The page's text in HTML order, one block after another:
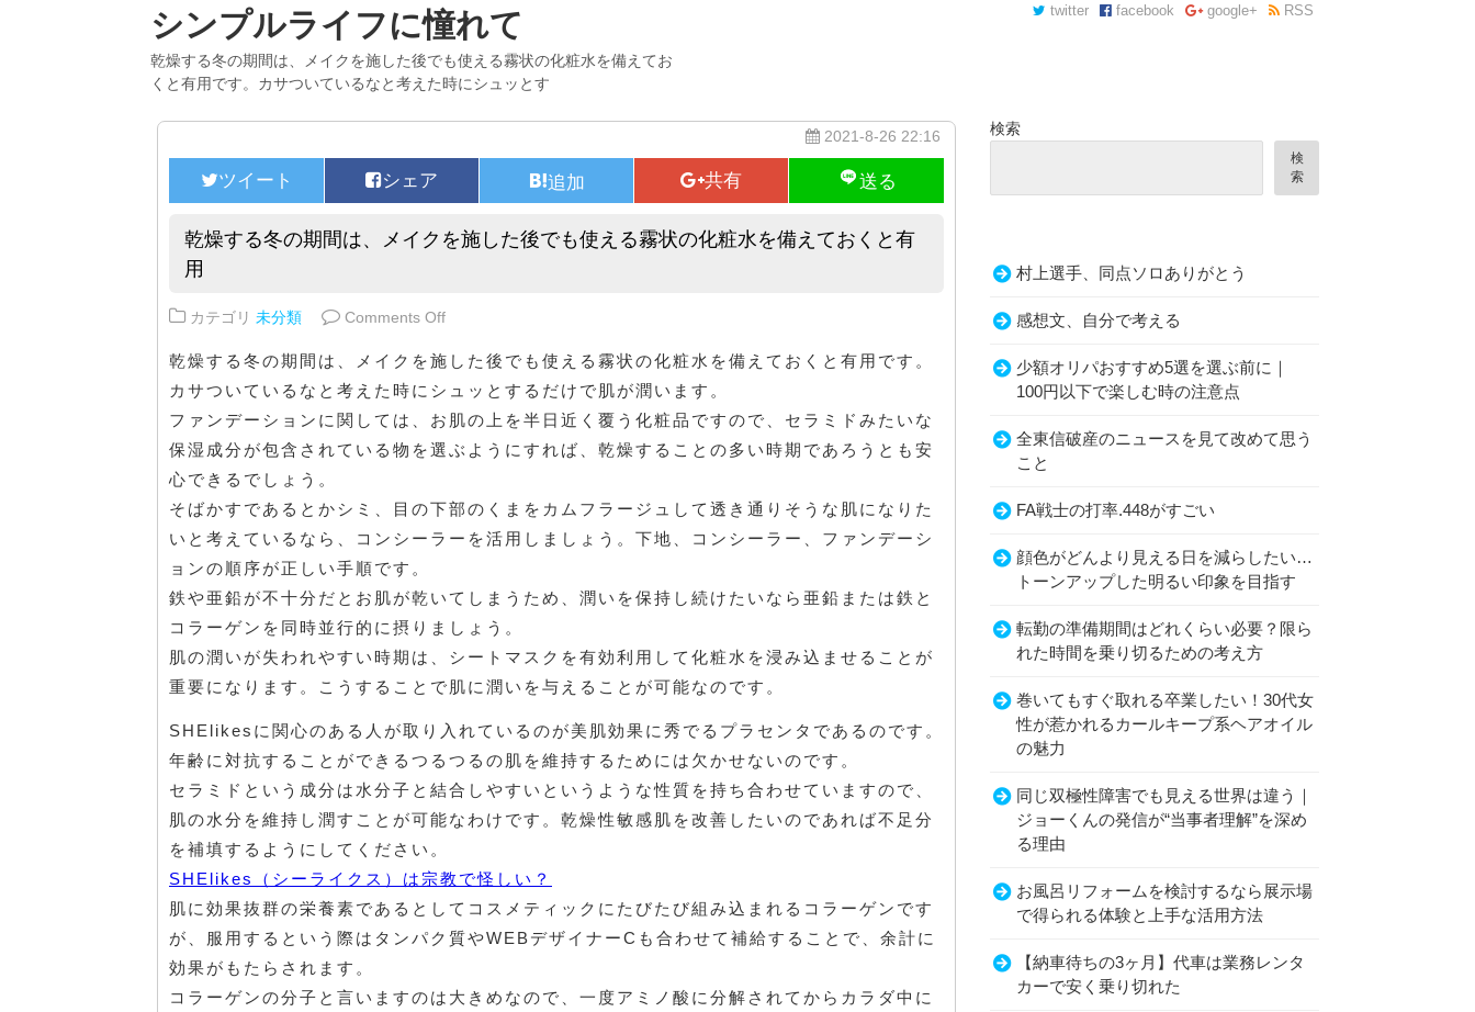
シンプルライフに憧れて
乾燥する冬の期間は、メイクを施した後でも使える霧状の化粧水を備えてお
くと有用です。カサついているなと考えた時にシュッとす
twitter facebook google+ RSS
2021-8-26 22:16
乾燥する冬の期間は、メイクを施した後でも使える霧状の化粧水を備えておくと有
用
カテゴリ 未分類 Comments Offon 乾燥する冬の期間は、メイクを施した後でも使える霧状の化粧水を備えておくと有用
乾燥する冬の期間は、メイクを施した後でも使える霧状の化粧水を備えておくと有用です。
カサついているなと考えた時にシュッとするだけで肌が潤います。
ファンデーションに関しては、お肌の上を半日近く覆う化粧品ですので、セラミドみたいな
保湿成分が包含されている物を選ぶようにすれば、乾燥することの多い時期であろうとも安
心できるでしょう。
そばかすであるとかシミ、目の下部のくまをカムフラージュして透き通りそうな肌になりた
いと考えているなら、コンシーラーを活用しましょう。下地、コンシーラー、ファンデーシ
ョンの順序が正しい手順です。
鉄や亜鉛が不十分だとお肌が乾いてしまうため、潤いを保持し続けたいなら亜鉛または鉄と
コラーゲンを同時並行的に摂りましょう。
肌の潤いが失われやすい時期は、シートマスクを有効利用して化粧水を浸み込ませることが
重要になります。こうすることで肌に潤いを与えることが可能なのです。
SHElikesに関心のある人が取り入れているのが美肌効果に秀でるプラセンタであるのです。
年齢に対抗することができるつるつるの肌を維持するためには欠かせないのです。
セラミドという成分は水分子と結合しやすいというような性質を持ち合わせていますので、
肌の水分を維持し潤すことが可能なわけです。乾燥性敏感肌を改善したいのであれば不足分
を補填するようにしてください。
SHElikes（シーライクス）は宗教で怪しい？
肌に効果抜群の栄養素であるとしてコスメティックにたびたび組み込まれるコラーゲンです
が、服用するという際はタンパク質やWEBデザイナーCも合わせて補給することで、余計に
効果がもたらされます。
コラーゲンの分子と言いますのは大きめなので、一度アミノ酸に分解されてからカラダ中に
検索
検
索
村上選手、同点ソロありがとう
感想文、自分で考える
少額オリパおすすめ5選を選ぶ前に｜
100円以下で楽しむ時の注意点
全東信破産のニュースを見て改めて思う
こと
FA戦士の打率.448がすごい
顔色がどんより見える日を減らしたい…
トーンアップした明るい印象を目指す
転勤の準備期間はどれくらい必要？限ら
れた時間を乗り切るための考え方
巻いてもすぐ取れる卒業したい！30代女
性が惹かれるカールキープ系ヘアオイル
の魅力
同じ双極性障害でも見える世界は違う｜
ジョーくんの発信が“当事者理解”を深め
る理由
お風呂リフォームを検討するなら展示場
で得られる体験と上手な活用方法
【納車待ちの3ヶ月】代車は業務レンタ
カーで安く乗り切れた